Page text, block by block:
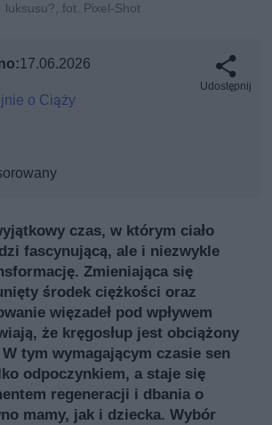
luksusu?, fot. Pixel-Shot
17.06.2026
o Ciąży
Udostępnij
czas, w którym ciało
fascynującą, ale i niezwykle
Zmieniająca się
środek ciężkości oraz
więzadeł pod wpływem
że kręgosłup jest obciążony
tym wymagającym czasie sen
odpoczynkiem, a staje się
regeneracji i dbania o
mamy, jak i dziecka. Wybór